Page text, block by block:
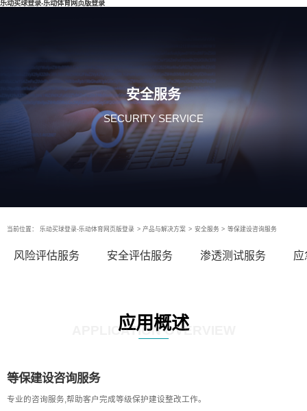
乐动买球登录-乐动体育网页版登录
安全服务
SECURITY SERVICE
当前位置： 乐动买球登录-乐动体育网页版登录 > 产品与解决方案 > 安全服务 > 等保建设咨询服务
风险评估服务 安全评估服务 渗透测试服务 应
应用概述
APPLICATION OVERVIEW
等保建设咨询服务
专业的咨询服务,帮助客户完成等级保护建设整改工作。